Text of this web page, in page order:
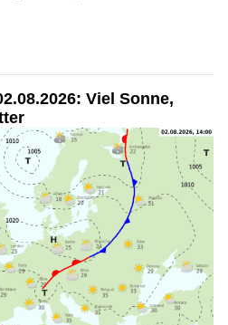
Viel Sonne,